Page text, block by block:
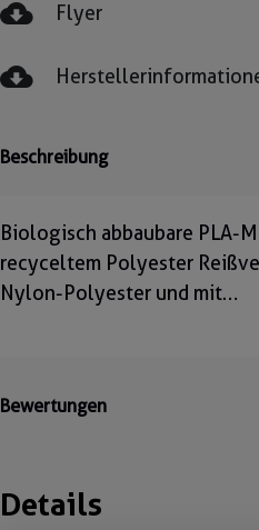
Flyer
Beschreibung
Biologisch abbaubare PLA-
recyceltem Polyester
Nylon-Polyester und mit…
Bewertungen
Details